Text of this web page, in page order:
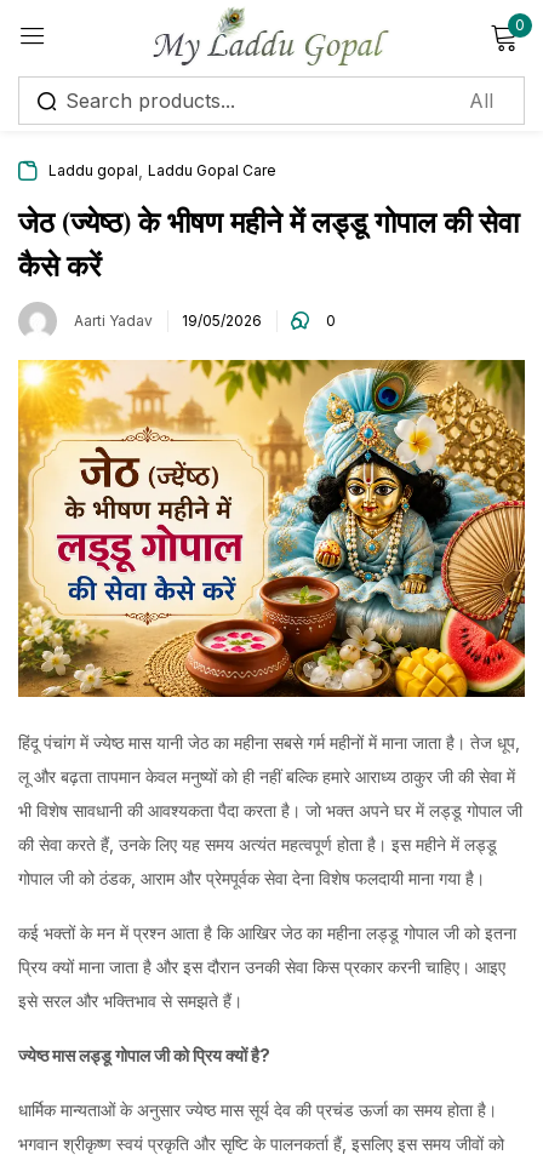
0
Laddu gopal Laddu Gopal Care
जेठ (ज्येष्ठ) के भीषण महीने में लड्डू गोपाल की सेवा
कैसे करें
Aarti Yadav 19/05/2026 0
हिंदू पंचांग में ज्येष्ठ मास यानी जेठ का महीना सबसे गर्म महीनों में माना जाता है। तेज धूप,
लू और बढ़ता तापमान केवल मनुष्यों को ही नहीं बल्कि हमारे आराध्य ठाकुर जी की सेवा में
भी विशेष सावधानी की आवश्यकता पैदा करता है। जो भक्त अपने घर में लड्डू गोपाल जी
की सेवा करते हैं, उनके लिए यह समय अत्यंत महत्वपूर्ण होता है। इस महीने में लड्डू
गोपाल जी को ठंडक, आराम और प्रेमपूर्वक सेवा देना विशेष फलदायी माना गया है।
कई भक्तों के मन में प्रश्न आता है कि आखिर जेठ का महीना लड्डू गोपाल जी को इतना
प्रिय क्यों माना जाता है और इस दौरान उनकी सेवा किस प्रकार करनी चाहिए। आइए
इसे सरल और भक्तिभाव से समझते हैं।
ज्येष्ठमासलड्डूगोपालजीकोप्रियक्योंहै?
धार्मिक मान्यताओं के अनुसार ज्येष्ठ मास सूर्य देव की प्रचंड ऊर्जा का समय होता है।
भगवान श्रीकृष्ण स्वयं प्रकृति और सृष्टि के पालनकर्ता हैं, इसलिए इस समय जीवों को
Sign in
Create an account